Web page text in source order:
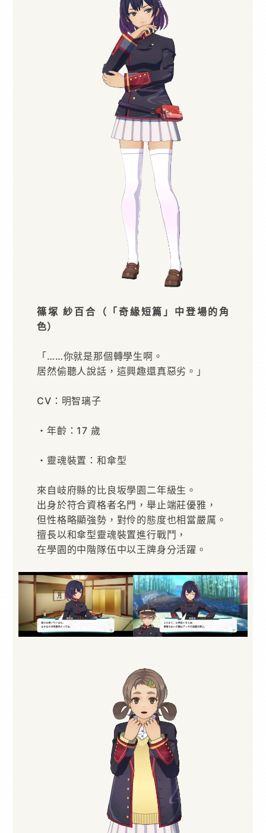
篠塚 紗百合（「奇緣短篇」中登場的角
色）
「……你就是那個轉學生啊。
居然偷聽人說話，這興趣還真惡劣。」
CV：明智璃子
・年齡：17 歲
・靈魂裝置：和傘型
來自岐府縣的比良坂學園二年級生。
出身於符合資格者名門，舉止端莊優雅，
但性格略顯強勢，對伶的態度也相當嚴厲。
擅長以和傘型靈魂裝置進行戰鬥，
在學園的中階隊伍中以王牌身分活躍。